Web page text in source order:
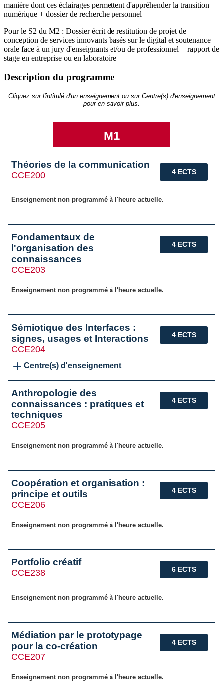
manière dont ces éclairages permettent d'appréhender la transition
numérique + dossier de recherche personnel
Pour le S2 du M2 : Dossier écrit de restitution de projet de
conception de services innovants basés sur le digital et soutenance
orale face à un jury d'enseignants et/ou de professionnel + rapport de
stage en entreprise ou en laboratoire
Description du programme
Cliquez sur l'intitulé d'un enseignement ou sur Centre(s) d'enseignement
pour en savoir plus.
M1
4 ECTS
Théories de la communication
CCE200
Enseignement non programmé à l'heure actuelle.
4 ECTS
Fondamentaux de
l'organisation des
connaissances
CCE203
Enseignement non programmé à l'heure actuelle.
4 ECTS
Sémiotique des Interfaces :
signes, usages et Interactions
CCE204
Centre(s) d'enseignement
4 ECTS
Anthropologie des
connaissances : pratiques et
techniques
CCE205
Enseignement non programmé à l'heure actuelle.
4 ECTS
Coopération et organisation :
principe et outils
CCE206
Enseignement non programmé à l'heure actuelle.
6 ECTS
Portfolio créatif
CCE238
Enseignement non programmé à l'heure actuelle.
4 ECTS
Médiation par le prototypage
pour la co-création
CCE207
Enseignement non programmé à l'heure actuelle.